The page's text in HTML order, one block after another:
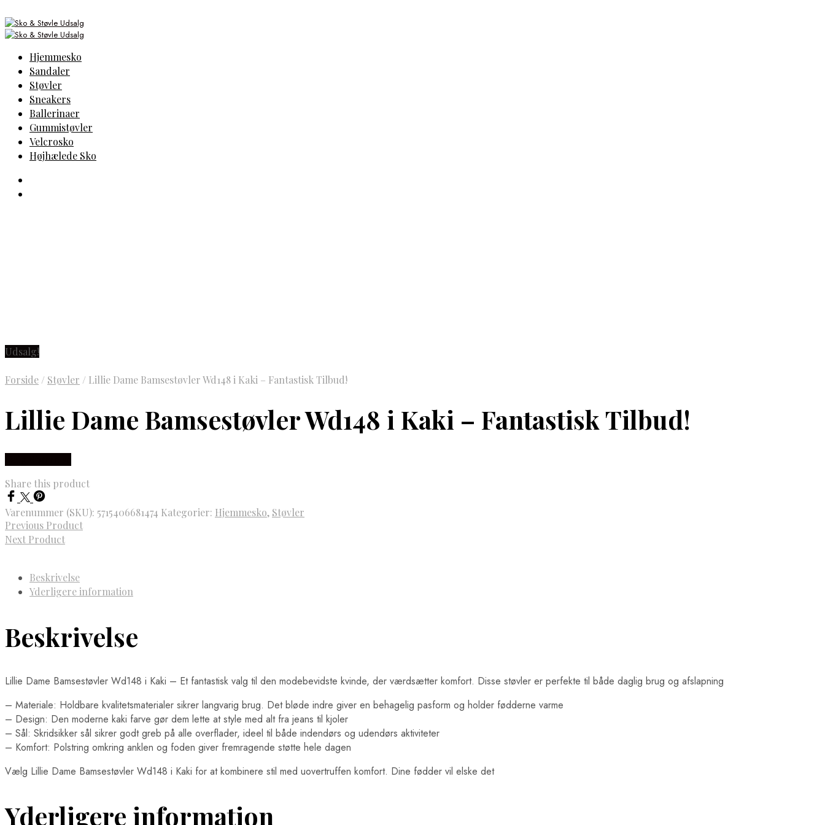
Hjemmesko
Sandaler
Støvler
Sneakers
Ballerinaer
Gummistøvler
Velcrosko
Højhælede Sko
Udsalg!
Forside / Støvler / Lillie Dame Bamsestøvler Wd148 i Kaki – Fantastisk Tilbud!
Lillie Dame Bamsestøvler Wd148 i Kaki – Fantastisk Tilbud!
Share this product
Varenummer (SKU): 5715406681474 Kategorier: Hjemmesko, Støvler
Previous Product
Next Product
Beskrivelse
Yderligere information
Beskrivelse
Lillie Dame Bamsestøvler Wd148 i Kaki – Et fantastisk valg til den modebevidste kvinde, der værdsætter komfort. Disse støvler er perfekte til både daglig brug og afslapning
– Materiale: Holdbare kvalitetsmaterialer sikrer langvarig brug. Det bløde indre giver en behagelig pasform og holder fødderne varme
– Design: Den moderne kaki farve gør dem lette at style med alt fra jeans til kjoler
– Sål: Skridsikker sål sikrer godt greb på alle overflader, ideel til både indendørs og udendørs aktiviteter
– Komfort: Polstring omkring anklen og foden giver fremragende støtte hele dagen
Vælg Lillie Dame Bamsestøvler Wd148 i Kaki for at kombinere stil med uovertruffen komfort. Dine fødder vil elske det
Yderligere information